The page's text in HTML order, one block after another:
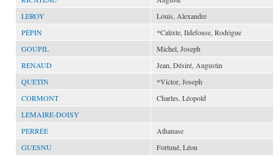
LEROY
Louis, Alexandre
PÉPIN
*Calixte, Ildefonse, Rodrigue
GOUPIL
Michel, Joseph
RENAUD
Jean, Désiré, Augustin
QUETIN
*Victor, Joseph
CORMONT
Charles, Léopold
LEMAIRE-DOISY
PERRÉE
Athanase
GUESNU
Fortuné, Léon